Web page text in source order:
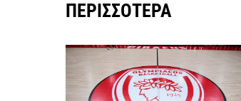
ΠΕΡΙΣΣΌΤΕΡΑ